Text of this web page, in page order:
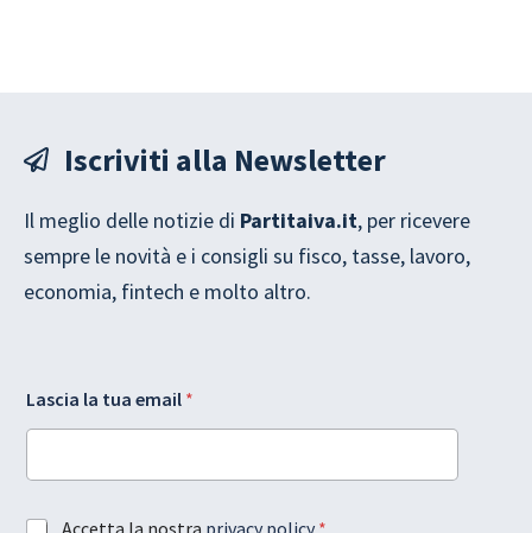
Iscriviti alla Newsletter
Il meglio delle notizie di Partitaiva.it, per ricevere
sempre le novità e i consigli su fisco, tasse, lavoro,
economia, fintech e molto altro.
D
P
L
y
*
L
s
i
Lascia la tua email *
A